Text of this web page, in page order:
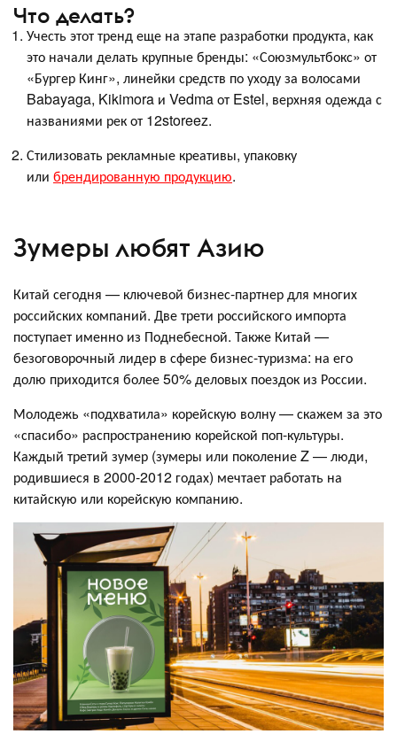
Что делать?
Учесть этот тренд еще на этапе разработки продукта, как
это начали делать крупные бренды: «Союзмультбокс» от
«Бургер Кинг», линейки средств по уходу за волосами
Babayaga, Kikimora и Vedma от Estel, верхняя одежда с
названиями рек от 12storeez.
Стилизовать рекламные креативы, упаковку
или брендированную продукцию.
Зумеры любят Азию
Китай сегодня — ключевой бизнес-партнер для многих
российских компаний. Две трети российского импорта
поступает именно из Поднебесной. Также Китай —
безоговорочный лидер в сфере бизнес-туризма: на его
долю приходится более 50% деловых поездок из России.
Молодежь «подхватила» корейскую волну — скажем за это
«спасибо» распространению корейской поп-культуры.
Каждый третий зумер (зумеры или поколение Z — люди,
родившиеся в 2000-2012 годах) мечтает работать на
китайскую или корейскую компанию.